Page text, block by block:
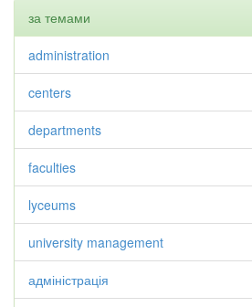
за темами
administration
centers
departments
faculties
lyceums
university management
адміністрація